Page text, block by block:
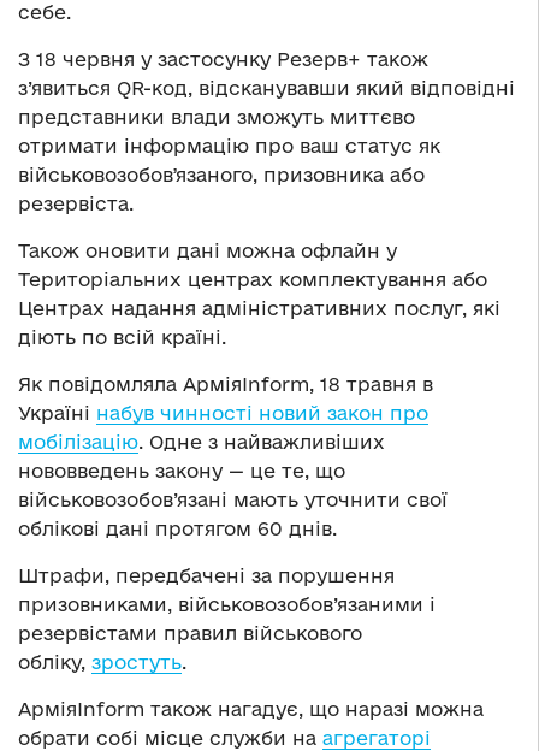
себе.
З 18 червня у застосунку Резерв+ також
з’явиться QR-код, відсканувавши який відповідні
представники влади зможуть миттєво
отримати інформацію про ваш статус як
військовозобовʼязаного, призовника або
резервіста.
Також оновити дані можна офлайн у
Територіальних центрах комплектування або
Центрах надання адміністративних послуг, які
діють по всій країні.
Як повідомляла АрміяInform, 18 травня в
Україні набув чинності новий закон про
мобілізацію. Одне з найважливіших
нововведень закону — це те, що
військовозобов’язані мають уточнити свої
облікові дані протягом 60 днів.
Штрафи, передбачені за порушення
призовниками, військовозобов’язаними і
резервістами правил військового
обліку, зростуть.
АрміяInform також нагадує, що наразі можна
обрати собі місце служби на агрегаторі